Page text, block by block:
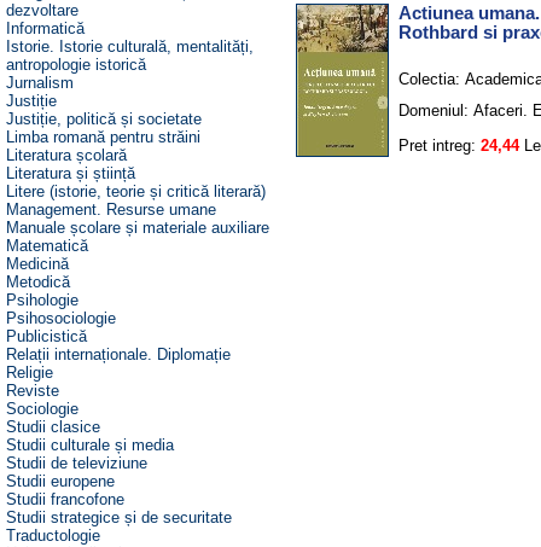
dezvoltare
Informatică
Istorie. Istorie culturală, mentalități,
antropologie istorică
Jurnalism
Justiție
Justiție, politică și societate
Limba romană pentru străini
Literatura școlară
Literatura și știință
Litere (istorie, teorie și critică literară)
Management. Resurse umane
Manuale școlare și materiale auxiliare
Matematică
Medicină
Metodică
Psihologie
Psihosociologie
Publicistică
Relații internaționale. Diplomație
Religie
Reviste
Sociologie
Studii clasice
Studii culturale și media
Studii de televiziune
Studii europene
Studii francofone
Studii strategice și de securitate
Traductologie
Actiunea
Rothbard si
Colectia:
Domeniul: Afaceri.
Pret intreg: 24,44